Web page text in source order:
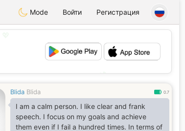
Mode Войти Регистрация
💕
Blida Blida 0.7
I am a calm person. I like clear and frank
speech. I focus on my goals and achieve
them even if I fail a hundred times. In terms of